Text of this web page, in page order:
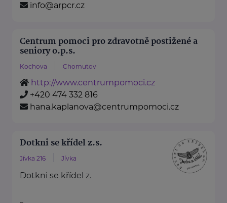
info@arpcr.cz
Centrum pomoci pro zdravotně postižené a
seniory o.p.s.
Kochova Chomutov
http://www.centrumpomoci.cz
+420 474 332 816
hana.kaplanova@centrumpomoci.cz
Dotkni se křídel z.s.
Jívka 216 Jívka
Dotkni se křídel z.